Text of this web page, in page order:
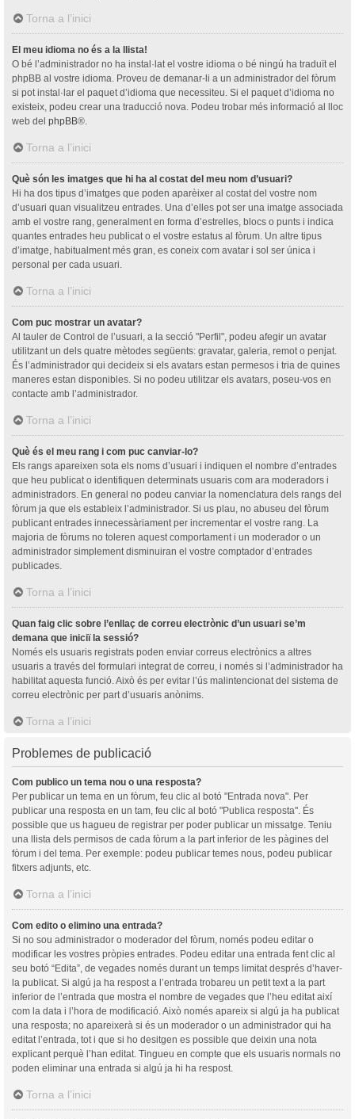
Torna a l’inici
El meu idioma no és a la llista!
O bé l’administrador no ha instal·lat el vostre idioma o bé ningú ha traduït el
phpBB al vostre idioma. Proveu de demanar-li a un administrador del fòrum
si pot instal·lar el paquet d’idioma que necessiteu. Si el paquet d’idioma no
existeix, podeu crear una traducció nova. Podeu trobar més informació al lloc
web del phpBB®.
Torna a l’inici
Què són les imatges que hi ha al costat del meu nom d’usuari?
Hi ha dos tipus d’imatges que poden aparèixer al costat del vostre nom
d’usuari quan visualitzeu entrades. Una d’elles pot ser una imatge associada
amb el vostre rang, generalment en forma d’estrelles, blocs o punts i indica
quantes entrades heu publicat o el vostre estatus al fòrum. Un altre tipus
d’imatge, habitualment més gran, es coneix com avatar i sol ser única i
personal per cada usuari.
Torna a l’inici
Com puc mostrar un avatar?
Al tauler de Control de l’usuari, a la secció "Perfil", podeu afegir un avatar
utilitzant un dels quatre mètodes següents: gravatar, galeria, remot o penjat.
És l’administrador qui decideix si els avatars estan permesos i tria de quines
maneres estan disponibles. Si no podeu utilitzar els avatars, poseu-vos en
contacte amb l’administrador.
Torna a l’inici
Què és el meu rang i com puc canviar-lo?
Els rangs apareixen sota els noms d’usuari i indiquen el nombre d’entrades
que heu publicat o identifiquen determinats usuaris com ara moderadors i
administradors. En general no podeu canviar la nomenclatura dels rangs del
fòrum ja que els estableix l’administrador. Si us plau, no abuseu del fòrum
publicant entrades innecessàriament per incrementar el vostre rang. La
majoria de fòrums no toleren aquest comportament i un moderador o un
administrador simplement disminuiran el vostre comptador d’entrades
publicades.
Torna a l’inici
Quan faig clic sobre l’enllaç de correu electrònic d’un usuari se’m
demana que iniciï la sessió?
Només els usuaris registrats poden enviar correus electrònics a altres
usuaris a través del formulari integrat de correu, i només si l’administrador ha
habilitat aquesta funció. Això és per evitar l’ús malintencionat del sistema de
correu electrònic per part d’usuaris anònims.
Torna a l’inici
Problemes de publicació
Com publico un tema nou o una resposta?
Per publicar un tema en un fòrum, feu clic al botó "Entrada nova". Per
publicar una resposta en un tam, feu clic al botó "Publica resposta". És
possible que us hagueu de registrar per poder publicar un missatge. Teniu
una llista dels permisos de cada fòrum a la part inferior de les pàgines del
fòrum i del tema. Per exemple: podeu publicar temes nous, podeu publicar
fitxers adjunts, etc.
Torna a l’inici
Com edito o elimino una entrada?
Si no sou administrador o moderador del fòrum, només podeu editar o
modificar les vostres pròpies entrades. Podeu editar una entrada fent clic al
seu botó “Edita”, de vegades només durant un temps limitat després d’haver-
la publicat. Si algú ja ha respost a l’entrada trobareu un petit text a la part
inferior de l’entrada que mostra el nombre de vegades que l’heu editat així
com la data i l’hora de modificació. Això només apareix si algú ja ha publicat
una resposta; no apareixerà si és un moderador o un administrador qui ha
editat l’entrada, tot i que si ho desitgen es possible que deixin una nota
explicant perquè l’han editat. Tingueu en compte que els usuaris normals no
poden eliminar una entrada si algú ja hi ha respost.
Torna a l’inici